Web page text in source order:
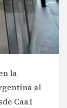
la
al
Caa1